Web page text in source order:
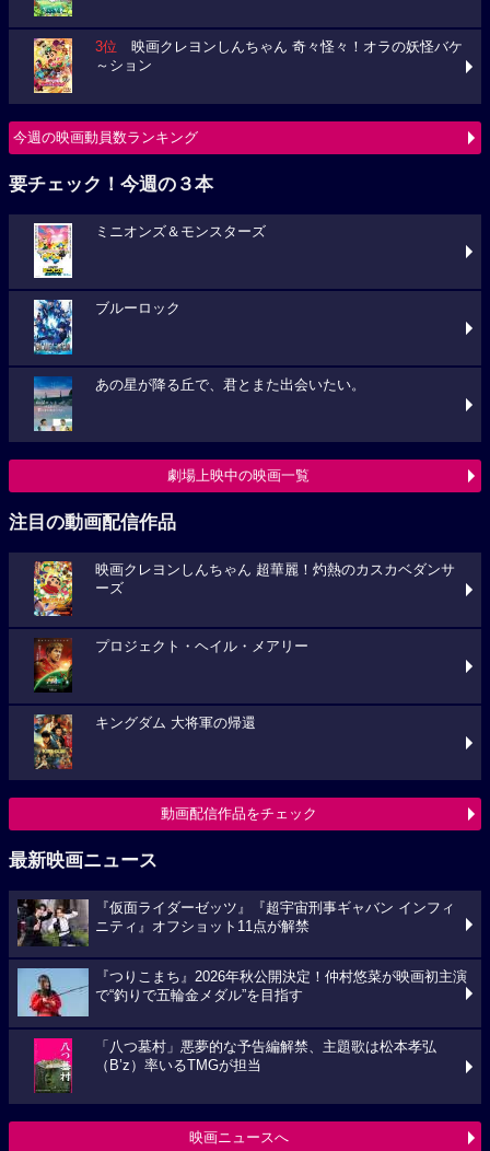
3位 映画クレヨンしんちゃん 奇々怪々！オラの妖怪バケ
～ション
今週の映画動員数ランキング
要チェック！今週の３本
ミニオンズ＆モンスターズ
ブルーロック
あの星が降る丘で、君とまた出会いたい。
劇場上映中の映画一覧
注目の動画配信作品
映画クレヨンしんちゃん 超華麗！灼熱のカスカベダンサ
ーズ
プロジェクト・ヘイル・メアリー
キングダム 大将軍の帰還
動画配信作品をチェック
最新映画ニュース
『仮面ライダーゼッツ』『超宇宙刑事ギャバン インフィ
ニティ』オフショット11点が解禁
『つりこまち』2026年秋公開決定！仲村悠菜が映画初主演
で“釣りで五輪金メダル”を目指す
「八つ墓村」悪夢的な予告編解禁、主題歌は松本孝弘
（B’z）率いるTMGが担当
映画ニュースへ